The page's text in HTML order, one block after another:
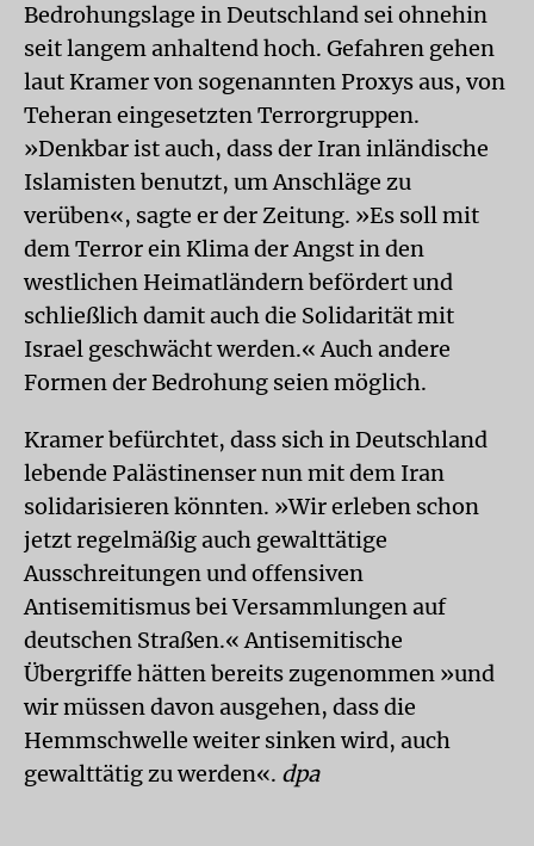
Bedrohungslage in Deutschland sei ohnehin
seit langem anhaltend hoch. Gefahren gehen
laut Kramer von sogenannten Proxys aus, von
Teheran eingesetzten Terrorgruppen.
»Denkbar ist auch, dass der Iran inländische
Islamisten benutzt, um Anschläge zu
verüben«, sagte er der Zeitung. »Es soll mit
dem Terror ein Klima der Angst in den
westlichen Heimatländern befördert und
schließlich damit auch die Solidarität mit
Israel geschwächt werden.« Auch andere
Formen der Bedrohung seien möglich.
Kramer befürchtet, dass sich in Deutschland
lebende Palästinenser nun mit dem Iran
solidarisieren könnten. »Wir erleben schon
jetzt regelmäßig auch gewalttätige
Ausschreitungen und offensiven
Antisemitismus bei Versammlungen auf
deutschen Straßen.« Antisemitische
Übergriffe hätten bereits zugenommen »und
wir müssen davon ausgehen, dass die
Hemmschwelle weiter sinken wird, auch
gewalttätig zu werden«. dpa